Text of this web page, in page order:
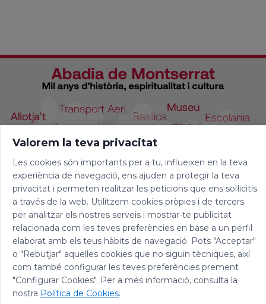
Avís legal|Política de privacitat
Valorem la teva privacitat
Les cookies són importants per a tu, influeixen en la teva
experiència de navegació, ens ajuden a protegir la teva
privacitat i permeten realitzar les peticions que ens sol·licitis
a través de la web. Utilitzem cookies pròpies i de tercers
per analitzar els nostres serveis i mostrar-te publicitat
relacionada com les teves preferències en base a un perfil
elaborat amb els teus hàbits de navegació. Pots "Acceptar"
o "Rebutjar" aquelles cookies que no siguin tècniques, així
com també configurar les teves preferències prement
"Configurar Cookies". Per a més informació, consulta la
nostra Política de Cookies.